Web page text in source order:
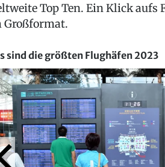
Top Ten. Ein Klick aufs
Großformat.
sind die größten Flughäfen 2023